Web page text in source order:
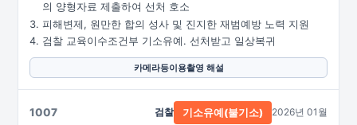
의 양형자료 제출하여 선처 호소
피해변제, 원만한 합의 성사 및 진지한 재범예방 노력 지원
검찰 교육이수조건부 기소유예. 선처받고 일상복귀
카메라등이용촬영 해설
1007 검찰 기소유예(불기소) 2026년 01월